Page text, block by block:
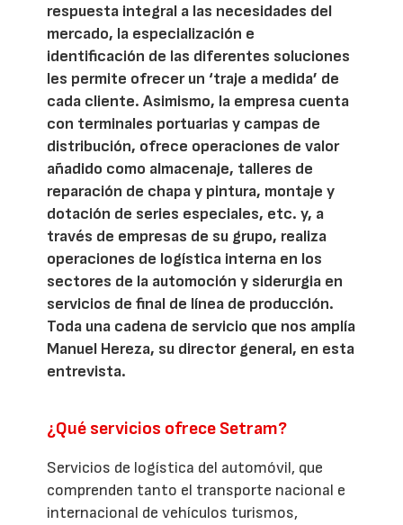
respuesta integral a las necesidades del
mercado, la especialización e
identificación de las diferentes soluciones
les permite ofrecer un ‘traje a medida’ de
cada cliente. Asimismo, la empresa cuenta
con terminales portuarias y campas de
distribución, ofrece operaciones de valor
añadido como almacenaje, talleres de
reparación de chapa y pintura, montaje y
dotación de series especiales, etc. y, a
través de empresas de su grupo, realiza
operaciones de logística interna en los
sectores de la automoción y siderurgia en
servicios de final de línea de producción.
Toda una cadena de servicio que nos amplía
Manuel Hereza, su director general, en esta
entrevista.
¿Qué servicios ofrece Setram?
Servicios de logística del automóvil, que
comprenden tanto el transporte nacional e
internacional de vehículos turismos,